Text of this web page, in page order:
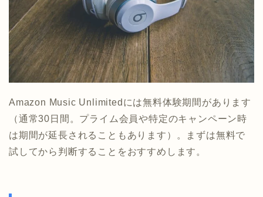
Amazon Music Unlimitedには無料体験期間があります
（通常30日間。プライム会員や特定のキャンペーン時
は期間が延長されることもあります）。まずは無料で
試してから判断することをおすすめします。